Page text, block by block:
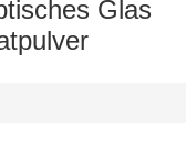
Glas